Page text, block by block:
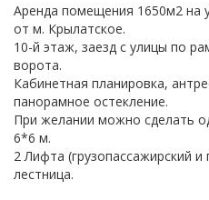
Аренда помещения 1650м2 на
от м. Крылатское.
10-й этаж, заезд с улицы по
ворота.
Кабинетная планировка,
панорамное остекление.
При желании можно сделать
6*6 м.
2 Лифта (грузопассажирский
лестница.